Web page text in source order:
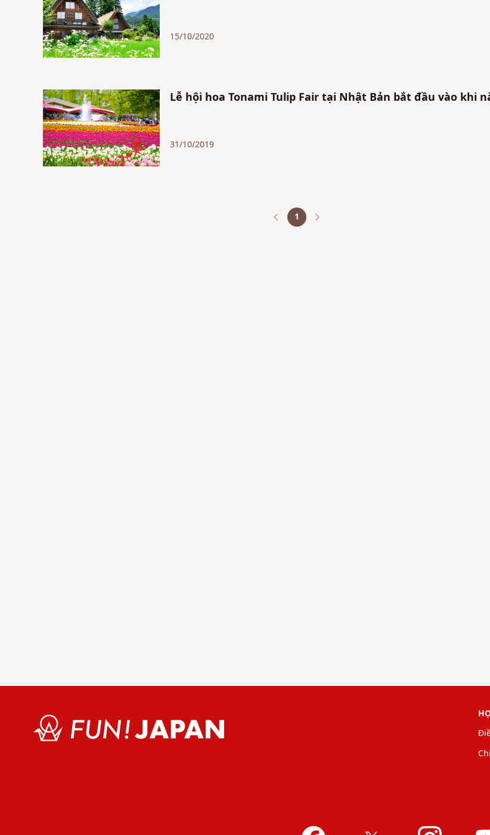
15/10/2020
Lễ hội hoa Tonami Tulip Fair tại Nhật Bản bắt đầu vào khi
31/10/2019
1